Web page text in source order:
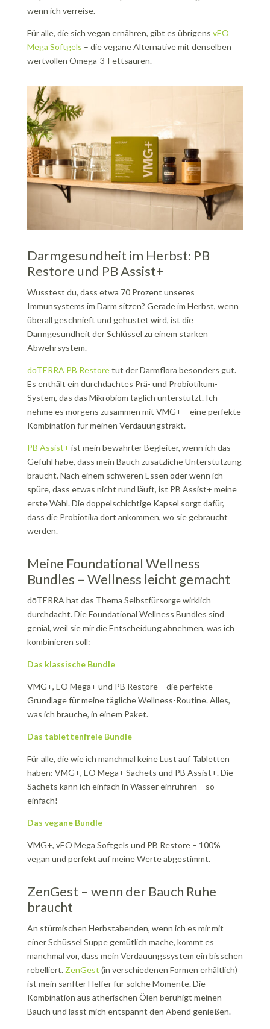
wenn ich verreise.
Für alle, die sich vegan ernähren, gibt es übrigens vEO
Mega Softgels – die vegane Alternative mit denselben
wertvollen Omega-3-Fettsäuren.
Darmgesundheit im Herbst: PB
Restore und PB Assist+
Wusstest du, dass etwa 70 Prozent unseres
Immunsystems im Darm sitzen? Gerade im Herbst, wenn
überall geschnieft und gehustet wird, ist die
Darmgesundheit der Schlüssel zu einem starken
Abwehrsystem.
dōTERRA PB Restoretut der Darmflora besonders gut.
Es enthält ein durchdachtes Prä- und Probiotikum-
System, das das Mikrobiom täglich unterstützt. Ich
nehme es morgens zusammen mit VMG+ – eine perfekte
Kombination für meinen Verdauungstrakt.
PB Assist+ ist mein bewährter Begleiter, wenn ich das
Gefühl habe, dass mein Bauch zusätzliche Unterstützung
braucht. Nach einem schweren Essen oder wenn ich
spüre, dass etwas nicht rund läuft, ist PB Assist+ meine
erste Wahl. Die doppelschichtige Kapsel sorgt dafür,
dass die Probiotika dort ankommen, wo sie gebraucht
werden.
Meine Foundational Wellness
Bundles – Wellness leicht gemacht
dōTERRA hat das Thema Selbstfürsorge wirklich
durchdacht. Die Foundational Wellness Bundles sind
genial, weil sie mir die Entscheidung abnehmen, was ich
kombinieren soll:
Das klassische Bundle
VMG+, EO Mega+ und PB Restore – die perfekte
Grundlage für meine tägliche Wellness-Routine. Alles,
was ich brauche, in einem Paket.
Das tablettenfreie Bundle
Für alle, die wie ich manchmal keine Lust auf Tabletten
haben: VMG+, EO Mega+ Sachets und PB Assist+. Die
Sachets kann ich einfach in Wasser einrühren – so
einfach!
Das vegane Bundle
VMG+, vEO Mega Softgels und PB Restore – 100%
vegan und perfekt auf meine Werte abgestimmt.
ZenGest – wenn der Bauch Ruhe
braucht
An stürmischen Herbstabenden, wenn ich es mir mit
einer Schüssel Suppe gemütlich mache, kommt es
manchmal vor, dass mein Verdauungssystem ein bisschen
rebelliert. ZenGest (in verschiedenen Formen erhältlich)
ist mein sanfter Helfer für solche Momente. Die
Kombination aus ätherischen Ölen beruhigt meinen
Bauch und lässt mich entspannt den Abend genießen.